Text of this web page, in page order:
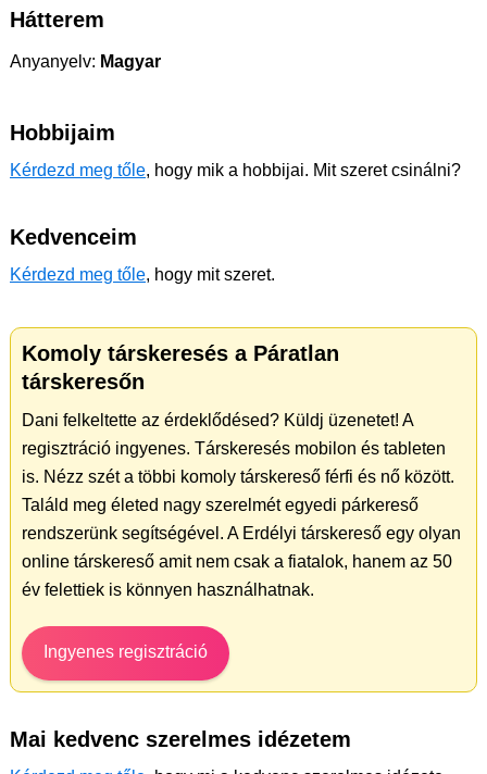
Hátterem
Anyanyelv: Magyar
Hobbijaim
Kérdezd meg tőle, hogy mik a hobbijai. Mit szeret csinálni?
Kedvenceim
Kérdezd meg tőle, hogy mit szeret.
Komoly társkeresés a Páratlan
társkeresőn
Dani felkeltette az érdeklődésed? Küldj üzenetet! A
regisztráció ingyenes. Társkeresés mobilon és tableten
is. Nézz szét a többi komoly társkereső férfi és nő között.
Találd meg életed nagy szerelmét egyedi párkereső
rendszerünk segítségével. A Erdélyi társkereső egy olyan
online társkereső amit nem csak a fiatalok, hanem az 50
év felettiek is könnyen használhatnak.
Ingyenes regisztráció
Mai kedvenc szerelmes idézetem